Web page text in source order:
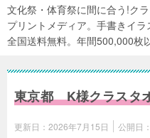
文化祭・体育祭に間に合う!ク
プリントメディア。手書きイラ
全国送料無料。年間500,000枚
東京都 K様クラスタ
更新日： 2026年7月15日 公開日：